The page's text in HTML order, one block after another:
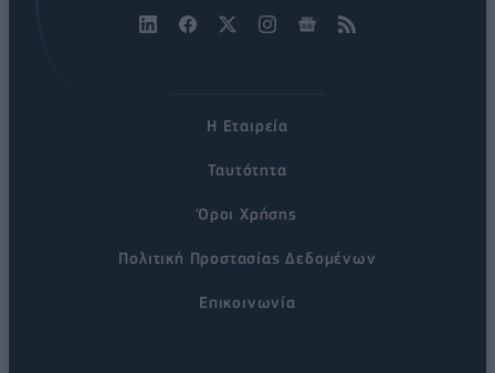
Η Εταιρεία
Ταυτότητα
Όροι Χρήσης
Πολιτική Προστασίας Δεδομένων
Επικοινωνία